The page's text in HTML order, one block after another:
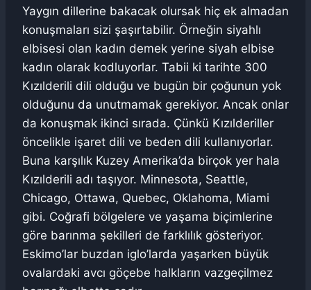
Yaygın dillerine bakacak olursak hiç ek almadan
konuşmaları sizi şaşırtabilir. Örneğin siyahlı
elbisesi olan kadın demek yerine siyah elbise
kadın olarak kodluyorlar. Tabii ki tarihte 300
Kızılderili dili olduğu ve bugün bir çoğunun yok
olduğunu da unutmamak gerekiyor. Ancak onlar
da konuşmak ikinci sırada. Çünkü Kızılderiller
öncelikle işaret dili ve beden dili kullanıyorlar.
Buna karşılık Kuzey Amerika’da birçok yer hala
Kızılderili adı taşıyor. Minnesota, Seattle,
Chicago, Ottawa, Quebec, Oklahoma, Miami
gibi. Coğrafi bölgelere ve yaşama biçimlerine
göre barınma şekilleri de farklılık gösteriyor.
Eskimo’lar buzdan iglo’larda yaşarken büyük
ovalardaki avcı göçebe halkların vazgeçilmez